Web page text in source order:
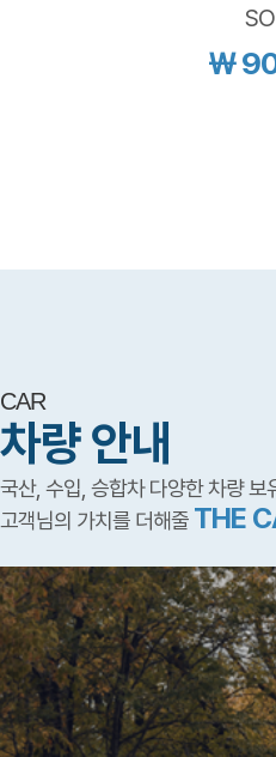
￦
CAR
차량 안내
국산, 수입, 승합차 다양한 차량 보
고객님의 가치를 더해줄 THE